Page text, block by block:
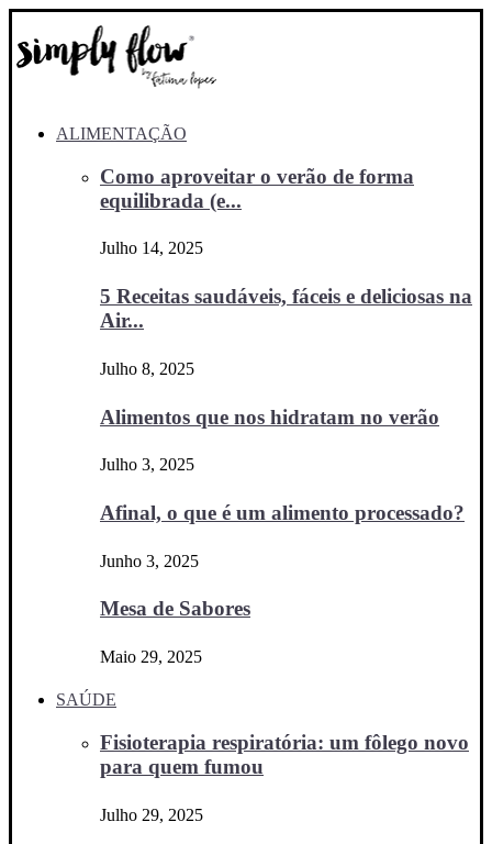
ALIMENTAÇÃO
Como aproveitar o verão de forma
equilibrada (e...
Julho 14, 2025
5 Receitas saudáveis, fáceis e deliciosas na
Air...
Julho 8, 2025
Alimentos que nos hidratam no verão
Julho 3, 2025
Afinal, o que é um alimento processado?
Junho 3, 2025
Mesa de Sabores
Maio 29, 2025
SAÚDE
Fisioterapia respiratória: um fôlego novo
para quem fumou
Julho 29, 2025